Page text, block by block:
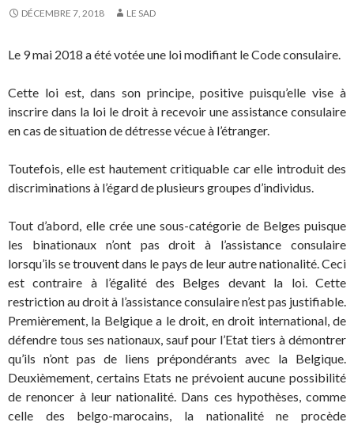
DÉCEMBRE 7, 2018 LE SAD
Le 9 mai 2018 a été votée une loi modifiant le Code consulaire.
Cette loi est, dans son principe, positive puisqu’elle vise à
inscrire dans la loi le droit à recevoir une assistance consulaire
en cas de situation de détresse vécue à l’étranger.
Toutefois, elle est hautement critiquable car elle introduit des
discriminations à l’égard de plusieurs groupes d’individus.
Tout d’abord, elle crée une sous-catégorie de Belges puisque
les binationaux n’ont pas droit à l’assistance consulaire
lorsqu’ils se trouvent dans le pays de leur autre nationalité. Ceci
est contraire à l’égalité des Belges devant la loi. Cette
restriction au droit à l’assistance consulaire n’est pas justifiable.
Premièrement, la Belgique a le droit, en droit international, de
défendre tous ses nationaux, sauf pour l’Etat tiers à démontrer
qu’ils n’ont pas de liens prépondérants avec la Belgique.
Deuxièmement, certains Etats ne prévoient aucune possibilité
de renoncer à leur nationalité. Dans ces hypothèses, comme
celle des belgo-marocains, la nationalité ne procède